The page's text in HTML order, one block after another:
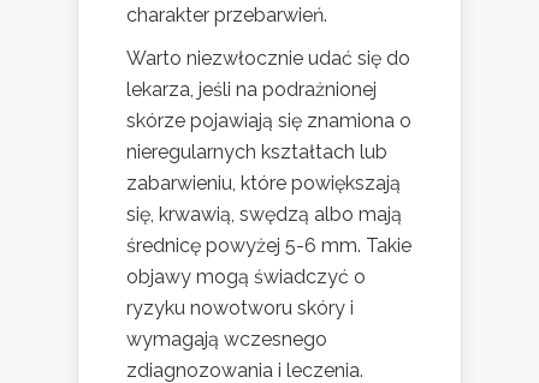
charakter przebarwień.
Warto niezwłocznie udać się do
lekarza, jeśli na podrażnionej
skórze pojawiają się znamiona o
nieregularnych kształtach lub
zabarwieniu, które powiększają
się, krwawią, swędzą albo mają
średnicę powyżej 5-6 mm. Takie
objawy mogą świadczyć o
ryzyku nowotworu skóry i
wymagają wczesnego
zdiagnozowania i leczenia.